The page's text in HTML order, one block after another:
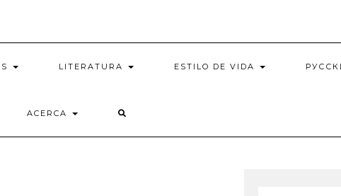
LITERATURA ESTILO DE VIDA
ACERCA